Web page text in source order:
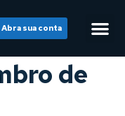
Abra sua conta
de